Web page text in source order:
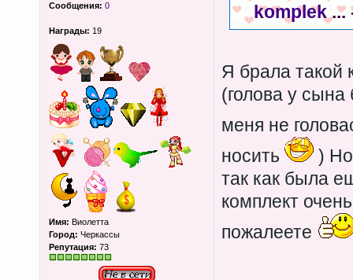
Сообщения: 0
Награды: 19
Имя: Виолетта
Город: Черкассы
Репутация: 73
komplek...
Я брала такой
(голова у
меня не
носить
) Но
так как была
комплект
пожалеете